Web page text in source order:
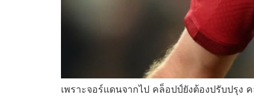
เพราะจอร์แดนจากไป คล็อปป์ยังต้องปรับปรุง